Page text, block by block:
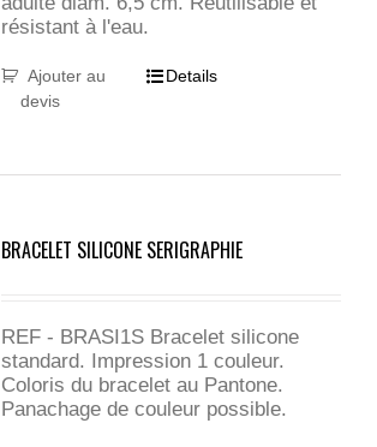
résistant à l'eau.
Ajouter au
devis
Details
BRACELET SILICONE SERIGRAPHIE
REF - BRASI1S Bracelet silicone
standard. Impression 1 couleur.
Coloris du bracelet au Pantone.
Panachage de couleur possible.